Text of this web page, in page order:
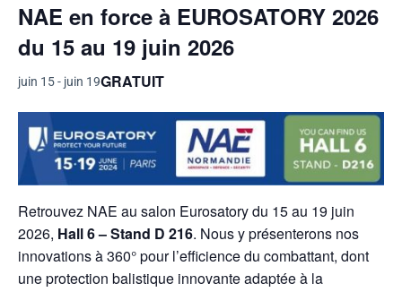
NAE en force à EUROSATORY 2026
du 15 au 19 juin 2026
juin 15- juin 19GRATUIT
Retrouvez NAE au salon Eurosatory du 15 au 19 juin
2026, Hall 6 – Stand D 216. Nous y présenterons nos
innovations à 360° pour l’efficience du combattant, dont
une protection balistique innovante adaptée à la